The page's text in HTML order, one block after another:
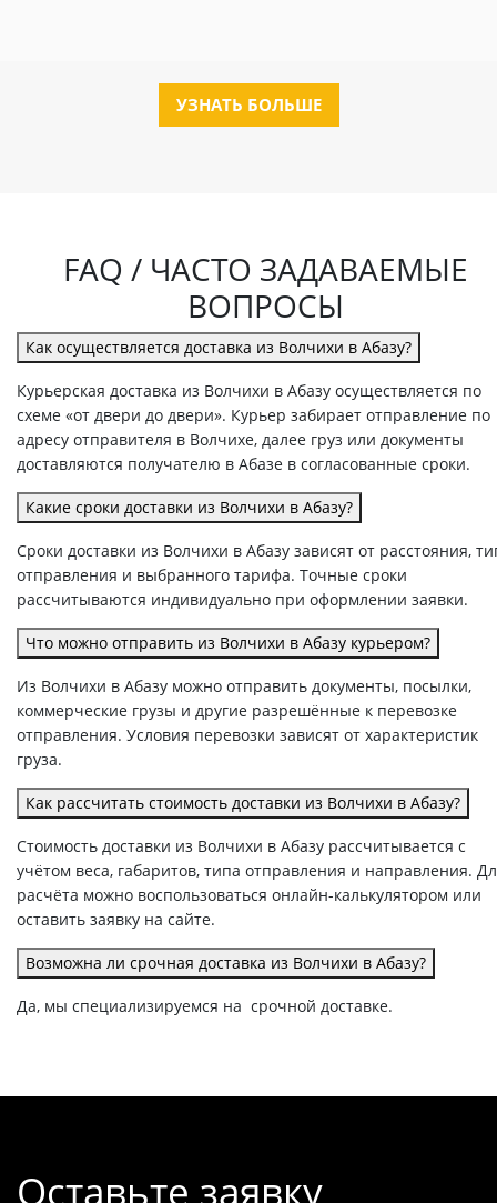
УЗНАТЬ БОЛЬШЕ
FAQ / ЧАСТО ЗАДАВАЕМЫЕ
ВОПРОСЫ
Как осуществляется доставка из Волчихи в Абазу?
Курьерская доставка из Волчихи в Абазу осуществляется по
схеме «от двери до двери». Курьер забирает отправление по
адресу отправителя в Волчихе, далее груз или документы
доставляются получателю в Абазе в согласованные сроки.
Какие сроки доставки из Волчихи в Абазу?
Сроки доставки из Волчихи в Абазу зависят от расстояния,
отправления и выбранного тарифа. Точные сроки
рассчитываются индивидуально при оформлении заявки.
Что можно отправить из Волчихи в Абазу курьером?
Из Волчихи в Абазу можно отправить документы, посылки,
коммерческие грузы и другие разрешённые к перевозке
отправления. Условия перевозки зависят от характеристик
груза.
Как рассчитать стоимость доставки из Волчихи в Абазу?
Стоимость доставки из Волчихи в Абазу рассчитывается с
учётом веса, габаритов, типа отправления и направления.
расчёта можно воспользоваться онлайн-калькулятором или
оставить заявку на сайте.
Возможна ли срочная доставка из Волчихи в Абазу?
Да, мы специализируемся на срочной доставке.
Оставьте заявку